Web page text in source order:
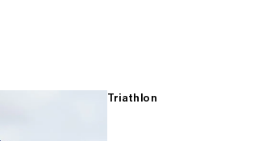
Triathlon